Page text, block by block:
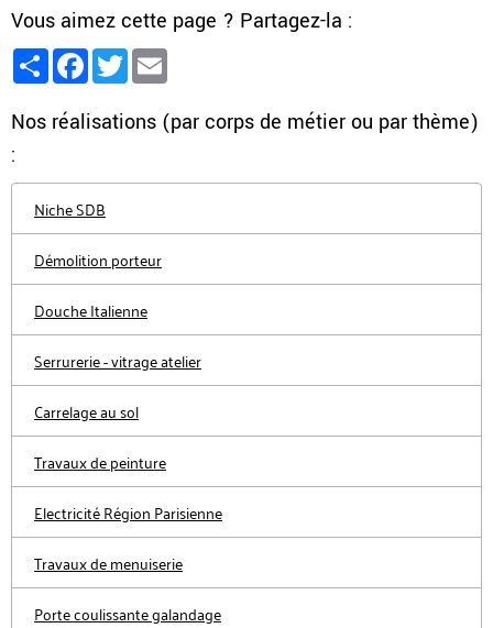
Vous aimez cette page ? Partagez-la :
PartagerFacebook
Twitter
Nos réalisations (par corps de métier ou par thème)
:
Niche SDB
Démolition porteur
Douche Italienne
Serrurerie - vitrage atelier
Carrelage au sol
Travaux de peinture
Electricité Région Parisienne
Travaux de menuiserie
Porte coulissante galandage